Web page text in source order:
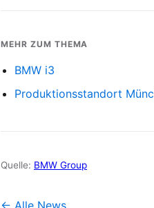
MEHR ZUM THEMA
BMW i3
Produktionsstandort
Quelle: BMW Group
← Alle News